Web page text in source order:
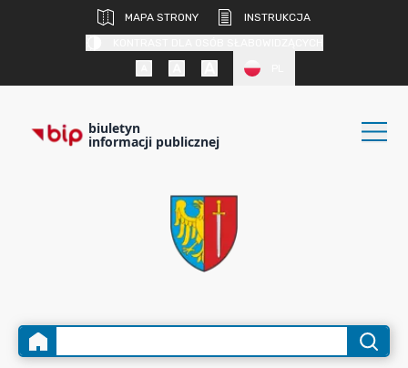
MAPA STRONY
INSTRUKCJA
biuletyn
informacji publicznej